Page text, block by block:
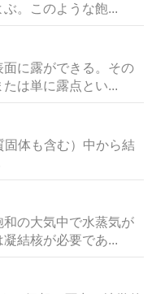
。このような飽...
に露ができる。その
は単に露点とい...
体も含む）中から結
の大気中で水蒸気が
結核が必要であ...